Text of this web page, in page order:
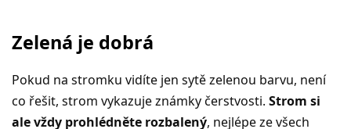
Zelená je dobrá
Pokud na stromku vidíte jen sytě zelenou barvu, není
co řešit, strom vykazuje známky čerstvosti. Strom si
ale vždy prohlédněte rozbalený, nejlépe ze všech